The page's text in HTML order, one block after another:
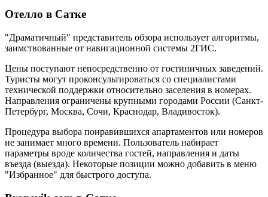
Отелло в Сатке
"Драматичный" представитель обзора использует алгоритмы,
заимствованные от навигационной системы 2ГИС.
Цены поступают непосредственно от гостиничных заведений.
Туристы могут проконсультироваться со специалистами
технической поддержки относительно заселения в номерах.
Направления ограничены крупными городами России (Санкт-
Петербург, Москва, Сочи, Краснодар, Владивосток).
Процедура выбора понравившихся апартаментов или номеров
не занимает много времени. Пользователь набирает
параметры вроде количества гостей, направления и даты
въезда (выезда). Некоторые позиции можно добавить в меню
"Избранное" для быстрого доступа.